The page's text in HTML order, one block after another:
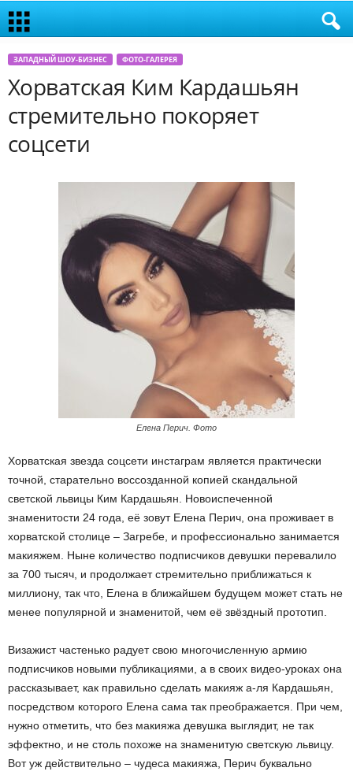
ЗАПАДНЫЙ ШОУ-БИЗНЕС ФОТО-ГАЛЕРЕЯ
Хорватская Ким Кардашьян
стремительно покоряет
соцсети
Елена Перич. Фото
Хорватская звезда соцсети инстаграм является практически
точной, старательно воссозданной копией скандальной
светской львицы Ким Кардашьян. Новоиспеченной
знаменитости 24 года, её зовут Елена Перич, она проживает в
хорватской столице – Загребе, и профессионально занимается
макияжем. Ныне количество подписчиков девушки перевалило
за 700 тысяч, и продолжает стремительно приближаться к
миллиону, так что, Елена в ближайшем будущем может стать не
менее популярной и знаменитой, чем её звёздный прототип.
Визажист частенько радует свою многочисленную армию
подписчиков новыми публикациями, а в своих видео-уроках она
рассказывает, как правильно сделать макияж а-ля Кардашьян,
посредством которого Елена сама так преображается. При чем,
нужно отметить, что без макияжа девушка выглядит, не так
эффектно, и не столь похоже на знаменитую светскую львицу.
Вот уж действительно – чудеса макияжа, Перич буквально